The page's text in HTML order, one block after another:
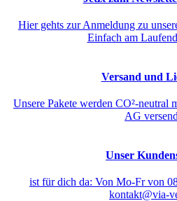
Hier gehts zur Anmeldung zu
Einfach am
Versand und
Unsere Pakete werden CO²-neutral
AG
Unser
ist für dich da: Von Mo-Fr von
kontakt@via-